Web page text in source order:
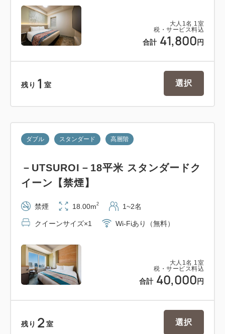
【お子様のご宿泊について】
・ベッド1台につき、小学生のお子様1名まで添い寝
無料。
・ベビーベッド、ベッドガード、お子様用のパジャマ
※ベビーベッドは「ツイン」「キング」タイプにの
その他の部屋タイプには客室の広さの都合上設置で
きかねます、予めご了承ください。
【注意事項】
・本プランは、JR東日本株主さま優待専用プランで
・ご到着時に「優待価格宿泊券」を必ずご持参くださ
い。(1室1枚,1滞在3泊まで)
・各株主さまにより、それぞれご利用方法が異なりま
す。
・ご持参がない場合は通常プランでのご案内となりま
す。
大人 1 名 1 室
税・サービス料込
合計 41,800 円
残り 1 室 選択
大人 1 名 1 室
税・サービス料込
合計 40,000 円
ダブル スタンダード 高層階
－UTSUROI－18平米 スタンダードク
イーン【禁煙】
禁煙 18.00m2 1~2名
クイーンサイズ×1 Wi-Fiあり（無料）
残り 2 室 選択